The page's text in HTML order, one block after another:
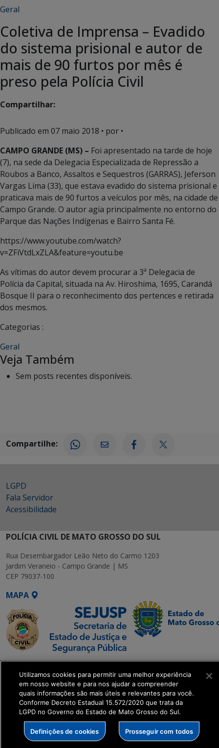
Geral
Coletiva de Imprensa – Evadido
do sistema prisional e autor de
mais de 90 furtos por mês é
preso pela Polícia Civil
Compartilhar:
Publicado em 07 maio 2018 • por •
CAMPO GRANDE (MS) – Foi apresentado na tarde de hoje
(7), na sede da Delegacia Especializada de Repressão a
Roubos a Banco, Assaltos e Sequestros (GARRAS), Jeferson
Vargas Lima (33), que estava evadido do sistema prisional e
praticava mais de 90 furtos a veículos por mês, na cidade de
Campo Grande. O autor agia principalmente no entorno do
Parque das Nações Indígenas e Bairro Santa Fé.
https://www.youtube.com/watch?
v=ZFiVtdLxZLA&feature=youtu.be
As vítimas do autor devem procurar a 3ª Delegacia de
Polícia da Capital, situada na Av. Hiroshima, 1695, Carandá
Bosque II para o reconhecimento dos pertences e retirada
dos mesmos.
Categorias :
Geral
Veja Também
Sem posts recentes disponíveis.
Compartilhe:
LGPD
Fala Servidor
Acessibilidade
POLÍCIA CIVIL DE MATO GROSSO DO SUL
Rua Desembargador Leão Neto do Carmo 1203
Jardim Veraneio - Campo Grande | MS
CEP 79037-100
MAPA
Executiva de
Transformação Digital
get_footer();
Utilizamos cookies para permitir uma melhor experiência
em nosso website e para nos ajudar a compreender
quais informações são mais úteis e relevantes para você.
Conforme Decreto Estadual 15.572/2020 que trata da
LGPD no Governo do Estado de Mato Grosso do Sul.
Definições de cookies Prosseguir com todos